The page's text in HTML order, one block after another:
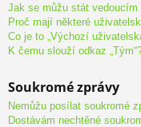
Jak se můžu stát vedoucím
Proč mají některé
Co je to „Výchozí
K čemu slouží odkaz
Soukromé zprávy
Nemůžu posílat soukromé
Dostávám nechtěné